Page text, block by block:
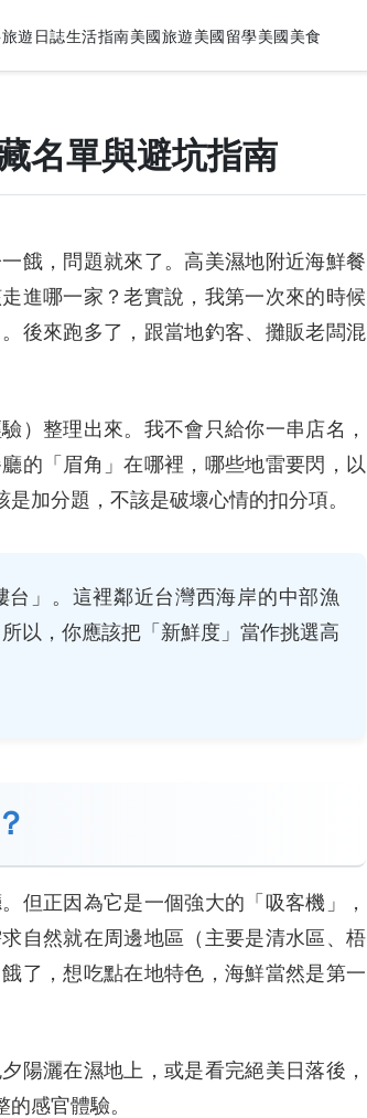
旅遊日誌生活指南美國旅遊美國留學美國美食
名單與避坑指南
餓，問題就來了。高美濕地附近海鮮餐
進哪一家？老實說，我第一次來的時候
後來跑多了，跟當地釣客、攤販老闆混
）整理出來。我不會只給你一串店名，
的「眉角」在哪裡，哪些地雷要閃，以
加分題，不該是破壞心情的扣分項。
」。這裡鄰近台灣西海岸的中部漁
以，你應該把「新鮮度」當作挑選高
但正因為它是一個強大的「吸客機」，
自然就在周邊地區（主要是清水區、梧
了，想吃點在地特色，海鮮當然是第一
陽灑在濕地上，或是看完絕美日落後，
感官體驗。